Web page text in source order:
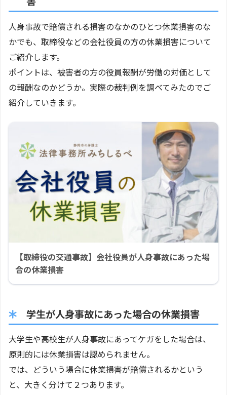
人身事故で賠償される損害のなかのひとつ休業損害のな
かでも、取締役などの会社役員の方の休業損害について
ご紹介します。
ポイントは、被害者の方の役員報酬が労働の対価として
の報酬なのかどうか。実際の裁判例を調べてみたのでご
紹介していきます。
【取締役の交通事故】会社役員が人身事故にあった場
合の休業損害
学生が人身事故にあった場合の休業損害
大学生や高校生が人身事故にあってケガをした場合は、
原則的には休業損害は認められません。
では、どういう場合に休業損害が賠償されるかという
と、大きく分けて２つあります。